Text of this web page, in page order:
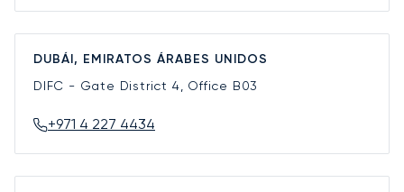
DUBÁI, EMIRATOS ÁRABES UNIDOS
DIFC - Gate District 4, Office B03
+971 4 227 4434